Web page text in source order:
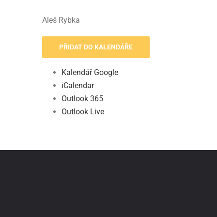
Aleš Rybka
PŘIDAT DO KALENDÁŘE
Kalendář Google
iCalendar
Outlook 365
Outlook Live